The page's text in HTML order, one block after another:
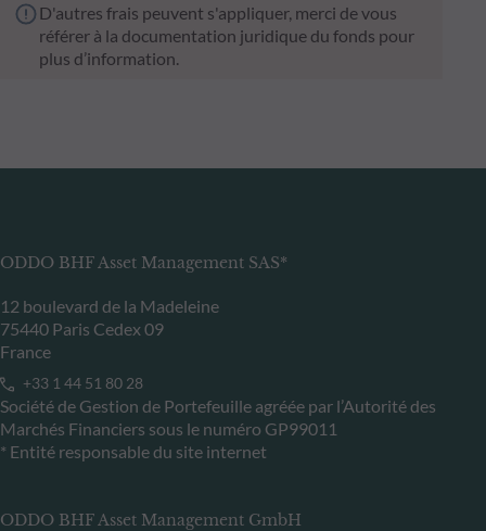
D'autres frais peuvent s'appliquer, merci de vous
référer à la documentation juridique du fonds pour
plus d’information.
ODDO BHF Asset Management SAS*
12 boulevard de la Madeleine
75440 Paris Cedex 09
France
+33 1 44 51 80 28
Société de Gestion de Portefeuille agréée par l’Autorité des
Marchés Financiers sous le numéro GP99011
* Entité responsable du site internet
ODDO BHF Asset Management GmbH